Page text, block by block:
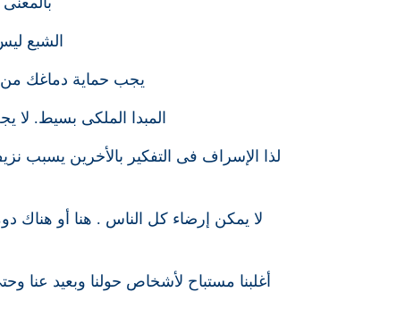
الشبع
يجب حماية دماغك من
المبدا الملكى بسيط. لا
لذا الإسراف فى التفكير بالأخرين يسبب
لا يمكن إرضاء كل الناس . هنا أو هناك
أغلبنا مستباح لأشخاص حولنا وبعيد عنا